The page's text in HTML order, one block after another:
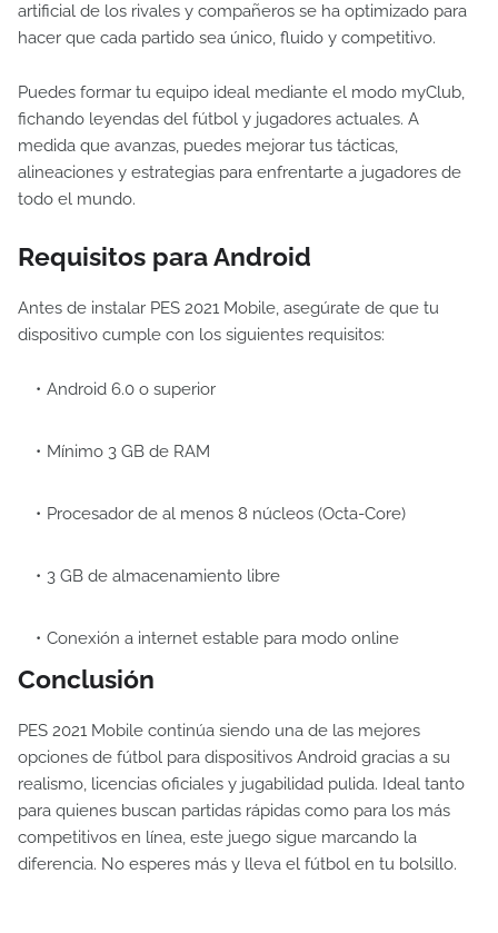
artificial de los rivales y compañeros se ha optimizado para
hacer que cada partido sea único, fluido y competitivo.
Puedes formar tu equipo ideal mediante el modo myClub,
fichando leyendas del fútbol y jugadores actuales. A
medida que avanzas, puedes mejorar tus tácticas,
alineaciones y estrategias para enfrentarte a jugadores de
todo el mundo.
Requisitos para Android
Antes de instalar PES 2021 Mobile, asegúrate de que tu
dispositivo cumple con los siguientes requisitos:
Android 6.0 o superior
Mínimo 3 GB de RAM
Procesador de al menos 8 núcleos (Octa-Core)
3 GB de almacenamiento libre
Conexión a internet estable para modo online
Conclusión
PES 2021 Mobile continúa siendo una de las mejores
opciones de fútbol para dispositivos Android gracias a su
realismo, licencias oficiales y jugabilidad pulida. Ideal tanto
para quienes buscan partidas rápidas como para los más
competitivos en línea, este juego sigue marcando la
diferencia. No esperes más y lleva el fútbol en tu bolsillo.